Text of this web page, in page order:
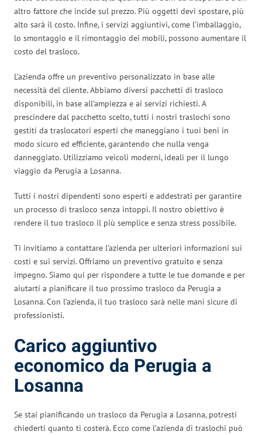
altro fattore che incide sul prezzo. Più oggetti devi spostare, più
alto sarà il costo. Infine, i servizi aggiuntivi, come l’imballaggio,
lo smontaggio e il rimontaggio dei mobili, possono aumentare il
costo del trasloco.
L’azienda offre un preventivo personalizzato in base alle
necessità del cliente. Abbiamo diversi pacchetti di trasloco
disponibili, in base all’ampiezza e ai servizi richiesti. A
prescindere dal pacchetto scelto, tutti i nostri traslochi sono
gestiti da traslocatori esperti che maneggiano i tuoi beni in
modo sicuro ed efficiente, garantendo che nulla venga
danneggiato. Utilizziamo veicoli moderni, ideali per il lungo
viaggio da Perugia a Losanna.
Tutti i nostri dipendenti sono esperti e addestrati per garantire
un processo di trasloco senza intoppi. Il nostro obiettivo è
rendere il tuo trasloco il più semplice e senza stress possibile.
Ti invitiamo a contattare l’azienda per ulteriori informazioni sui
costi e sui servizi. Offriamo un preventivo gratuito e senza
impegno. Siamo qui per rispondere a tutte le tue domande e per
aiutarti a pianificare il tuo prossimo trasloco da Perugia a
Losanna. Con l’azienda, il tuo trasloco sarà nelle mani sicure di
professionisti.
Carico aggiuntivo
economico da Perugia a
Losanna
Se stai pianificando un trasloco da Perugia a Losanna, potresti
chiederti quanto ti costerà. Ecco come l’azienda di traslochi può